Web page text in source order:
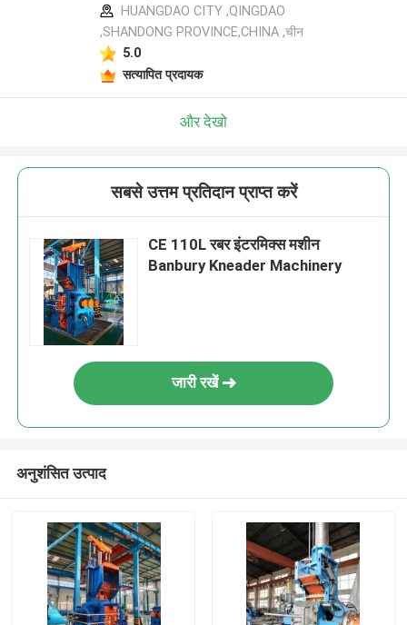
HUANGDAO CITY ,QINGDAO
,SHANDONG PROVINCE,CHINA ,चीन
5.0
सत्यापित प्रदायक
और देखो
सबसे उत्तम प्रतिदान प्राप्त करें
CE 110L रबर इंटरमिक्स मशीन
Banbury Kneader Machinery
जारी रखें
अनुशंसित उत्पाद